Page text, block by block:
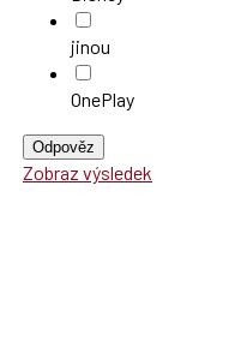
jinou
OnePlay
Odpověz
Zobraz výsledek